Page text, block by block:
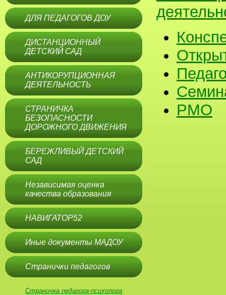
ДЛЯ ПЕДАГОГОВ ДОУ
ДИСТАНЦИОННЫЙ
ДЕТСКИЙ САД
АНТИКОРУПЦИОННАЯ
ДЕЯТЕЛЬНОСТЬ
СТРАНИЧКА
БЕЗОПАСНОСТИ
ДОРОЖНОГО ДВИЖЕНИЯ
БЕРЕЖЛИВЫЙ ДЕТСКИЙ
САД
Независимая оценка
качества образования
НАВИГАТОР52
Иные документы МАДОУ
Странички педагогов
Страничка педагога-психолога
РМО